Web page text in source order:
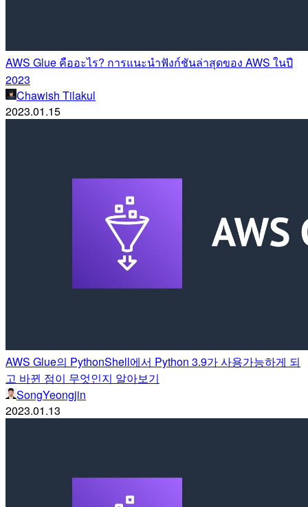
AWS Glue คืออะไร? การแนะนำฟังก์ชันล่าสุดของ AWS ในปี
2023
Chawish Tilakul
2023.01.15
AWS Glue의 PythonShell에서 Python 3.9가 사용가능하게 되
고 바뀐 점이 무엇인지 알아보기
SongYeongjin
2023.01.13